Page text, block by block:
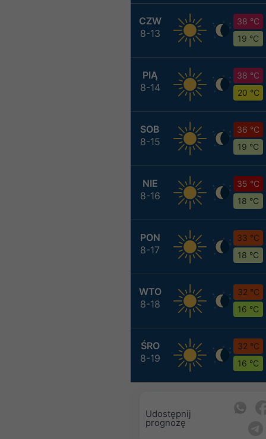
CZW
8-13
38 °C
19 °C
PIĄ
8-14
38 °C
20 °C
SOB
8-15
36 °C
19 °C
NIE
8-16
35 °C
18 °C
PON
8-17
33 °C
18 °C
WTO
8-18
32 °C
16 °C
ŚRO
8-19
32 °C
16 °C
Udostępnij
prognozę